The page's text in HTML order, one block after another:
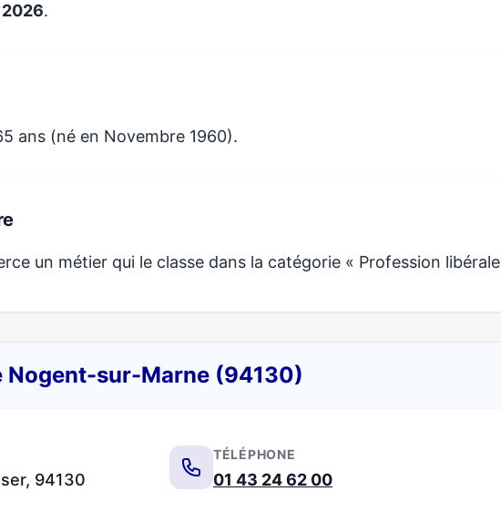
.
ans (né en Novembre 1960).
un métier qui le classe dans la catégorie « Profession
Nogent-sur-Marne (94130)
94130
TÉLÉPHONE
01 43 24 62 00